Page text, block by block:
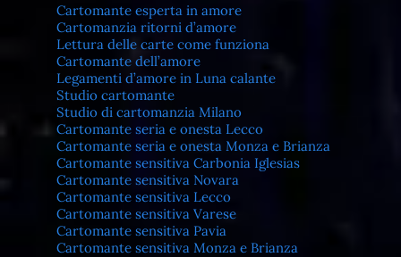
Cartomante esperta in amore
Cartomanzia ritorni d’amore
Lettura delle carte come funziona
Cartomante dell’amore
Legamenti d’amore in Luna calante
Studio cartomante
Studio di cartomanzia Milano
Cartomante seria e onesta Lecco
Cartomante seria e onesta Monza e Brianza
Cartomante sensitiva Carbonia Iglesias
Cartomante sensitiva Novara
Cartomante sensitiva Lecco
Cartomante sensitiva Varese
Cartomante sensitiva Pavia
Cartomante sensitiva Monza e Brianza